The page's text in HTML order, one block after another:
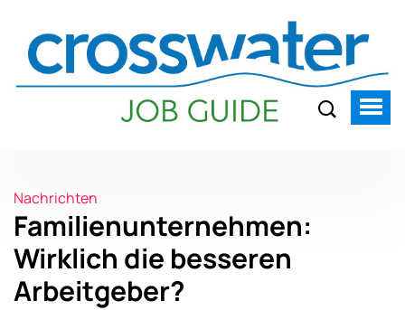
Nachrichten
Familienunternehmen:
Wirklich die besseren
Arbeitgeber?